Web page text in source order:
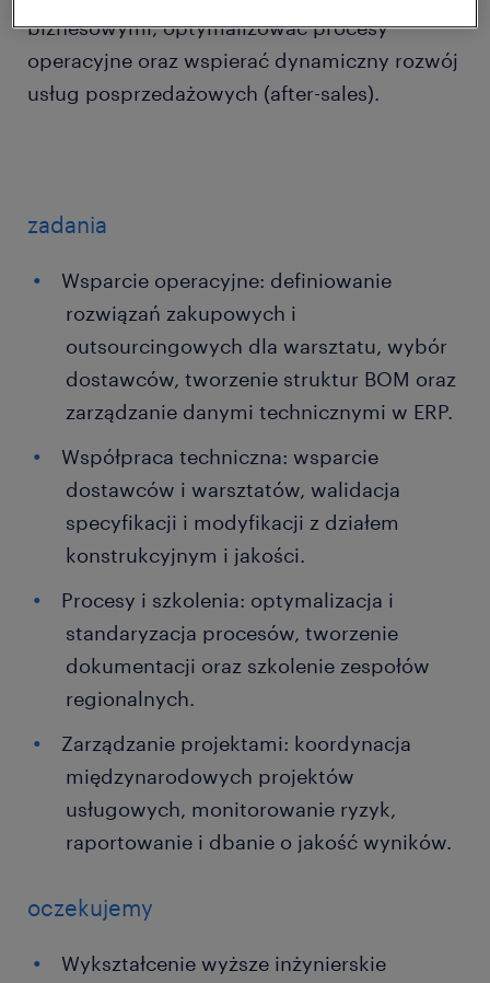
biznesowymi, optymalizować procesy
operacyjne oraz wspierać dynamiczny rozwój
usług posprzedażowych (after-sales).
zadania
Wsparcie operacyjne: definiowanie
rozwiązań zakupowych i
outsourcingowych dla warsztatu, wybór
dostawców, tworzenie struktur BOM oraz
zarządzanie danymi technicznymi w ERP.
Współpraca techniczna: wsparcie
dostawców i warsztatów, walidacja
specyfikacji i modyfikacji z działem
konstrukcyjnym i jakości.
Procesy i szkolenia: optymalizacja i
standaryzacja procesów, tworzenie
dokumentacji oraz szkolenie zespołów
regionalnych.
Zarządzanie projektami: koordynacja
międzynarodowych projektów
usługowych, monitorowanie ryzyk,
raportowanie i dbanie o jakość wyników.
oczekujemy
Wykształcenie wyższe inżynierskie